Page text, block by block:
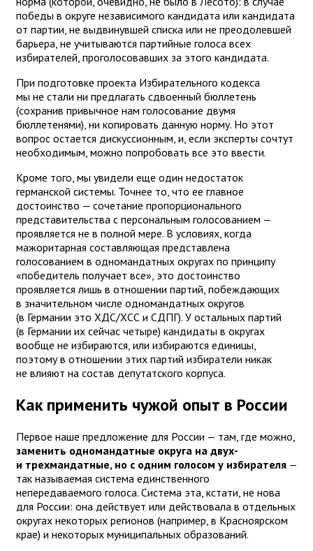
победы в округе независимого кандидата или кандидата
от партии, не выдвинувшей списка или не преодолевшей
барьера, не учитываются партийные голоса всех
избирателей, проголосовавших за этого кандидата.
При подготовке проекта Избирательного кодекса
мы не стали ни предлагать сдвоенный бюллетень
(сохранив привычное нам голосование двумя
бюллетенями), ни копировать данную норму. Но этот
вопрос остается дискуссионным, и, если эксперты сочтут
необходимым, можно попробовать все это ввести.
Кроме того, мы увидели еще один недостаток
германской системы. Точнее то, что ее главное
достоинство — сочетание пропорционального
представительства с персональным голосованием —
проявляется не в полной мере. В условиях, когда
мажоритарная составляющая представлена
голосованием в одномандатных округах по принципу
«победитель получает все», это достоинство
проявляется лишь в отношении партий, побеждающих
в значительном числе одномандатных округов
(в Германии это ХДС/ХСС и СДПГ). У остальных партий
(в Германии их сейчас четыре) кандидаты в округах
вообще не избираются, или избираются единицы,
поэтому в отношении этих партий избиратели никак
не влияют на состав депутатского корпуса.
Как применить чужой опыт в России
Первое наше предложение для России — там, где можно,
заменить одномандатные округа на двух-
и трехмандатные, но с одним голосом у избирателя —
так называемая система единственного
непередаваемого голоса. Система эта, кстати, не нова
для России: она действует или действовала в отдельных
округах некоторых регионов (например, в Красноярском
крае) и некоторых муниципальных образований.